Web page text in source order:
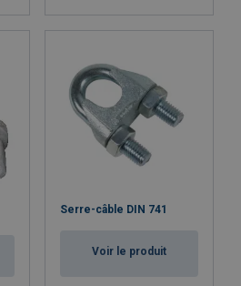
Serre-câble DIN 741
Voir le produit